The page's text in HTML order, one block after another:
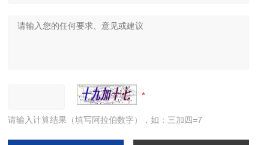
请输入计算结果（填写阿拉伯数字），如：三加四=7